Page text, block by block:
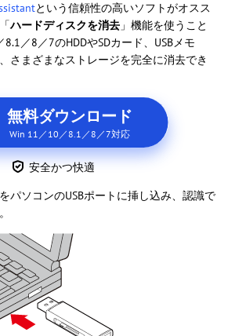
という信頼性の高いソフトがオスス
ハードディスクを消去 」機能を使うこと
／8／7のHDDやSDカード、USBメモ
さまざまなストレージを完全に消去でき
無料ダウンロード
Win 11／10／8.1／8／7対応
安全かつ快適
パソコンのUSBポートに挿し込み、認識で